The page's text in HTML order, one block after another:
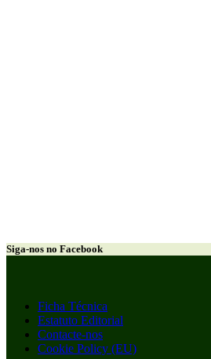
Siga-nos no Facebook
Ficha Técnica
Estatuto Editorial
Contacte-nos
Cookie Policy (EU)